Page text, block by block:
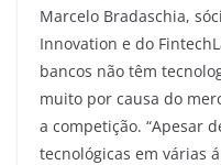
Marcelo Bradaschia,
Innovation e do
bancos não têm
muito por causa do
a competição. “Apesar
tecnológicas em várias